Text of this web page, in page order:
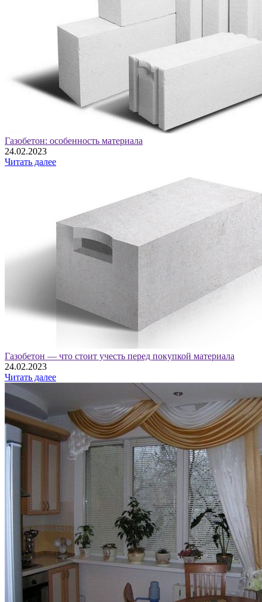
Газобетон: особенность материала
24.02.2023
Читать далее
Газобетон — что стоит учесть перед покупкой материала
24.02.2023
Читать далее